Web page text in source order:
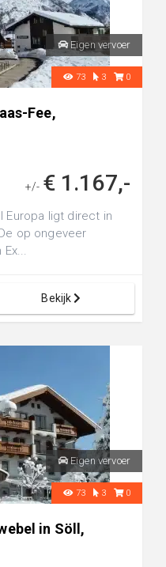
Eigen vervoer
73 3 0
Fee,
+/- € 1.167,-
Europa ligt direct in
op ongeveer
Bekijk
Eigen vervoer
73 3 0
in Söll,